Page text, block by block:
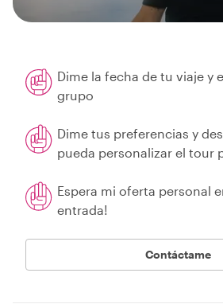
Dime la fecha de tu viaje y
grupo
Dime tus preferencias y
pueda personalizar el tour
Espera mi oferta personal
entrada!
Contáctame